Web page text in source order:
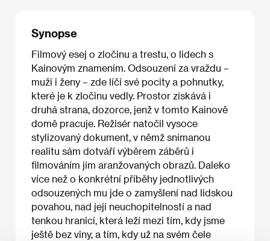
Synopse
Filmový esej o zločinu a trestu, o lidech s
Kainovým znamením. Odsouzení za vraždu –
muži i ženy – zde líčí své pocity a pohnutky,
které je k zločinu vedly. Prostor získává i
druhá strana, dozorce, jenž v tomto Kainově
domě pracuje. Režisér natočil vysoce
stylizovaný dokument, v němž snímanou
realitu sám dotváří výběrem záběrů i
filmováním jím aranžovaných obrazů. Daleko
více než o konkrétní příběhy jednotlivých
odsouzených mu jde o zamyšlení nad lidskou
povahou, nad její neuchopitelností a nad
tenkou hranicí, která leží mezi tím, kdy jsme
ještě bez viny, a tím, kdy už na svém čele